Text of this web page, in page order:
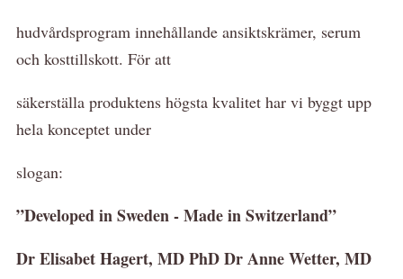
hudvårdsprogram innehållande ansiktskrämer, serum
och kosttillskott. För att
säkerställa produktens högsta kvalitet har vi byggt upp
hela konceptet under
slogan:
”Developed in Sweden - Made in Switzerland”
Dr Elisabet Hagert, MD PhD Dr Anne Wetter, MD